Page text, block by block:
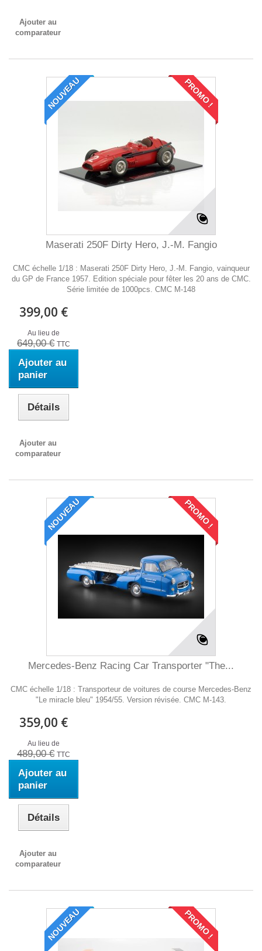
Ajouter au
comparateur
NOUVEAU PROMO !
Maserati 250F Dirty Hero, J.-M. Fangio
CMC échelle 1/18 : Maserati 250F Dirty Hero, J.-M. Fangio, vainqueur
du GP de France 1957. Edition spéciale pour fêter les 20 ans de CMC.
Série limitée de 1000pcs. CMC M-148
399,00 €
Au lieu de
649,00 € TTC
Ajouter au
panier
Détails
Ajouter au
comparateur
NOUVEAU PROMO !
Mercedes-Benz Racing Car Transporter "The...
CMC échelle 1/18 : Transporteur de voitures de course Mercedes-Benz
"Le miracle bleu" 1954/55. Version révisée. CMC M-143.
359,00 €
Au lieu de
489,00 € TTC
Ajouter au
panier
Détails
Ajouter au
comparateur
NOUVEAU PROMO !